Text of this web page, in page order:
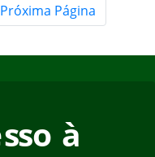
Próxima Página